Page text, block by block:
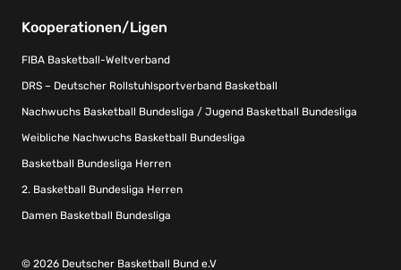
Kooperationen/Ligen
FIBA Basketball-Weltverband
DRS – Deutscher Rollstuhlsportverband Basketball
Nachwuchs Basketball Bundesliga / Jugend Basketball Bundesliga
Weibliche Nachwuchs Basketball Bundesliga
Basketball Bundesliga Herren
2. Basketball Bundesliga Herren
Damen Basketball Bundesliga
© 2026 Deutscher Basketball Bund e.V